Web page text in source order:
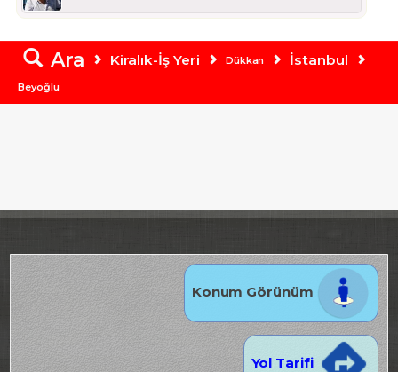
Ara Kiralık-İş Yeri Dükkan İstanbul
Beyoğlu
Konum Görünüm
Yol Tarifi